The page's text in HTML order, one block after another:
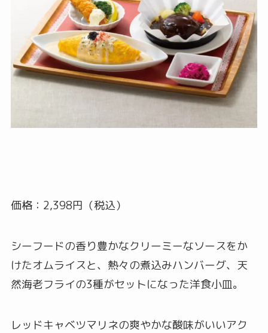
価格：2,398円（税込）
シーフードの香り豊かなクリーミーなソースをか
けたオムライスと、熱々の煮込みハンバーグ、天
然海老フライの3種がセットになった洋食小皿。
レッドキャベツマリネの爽やかな酸味がいいアク